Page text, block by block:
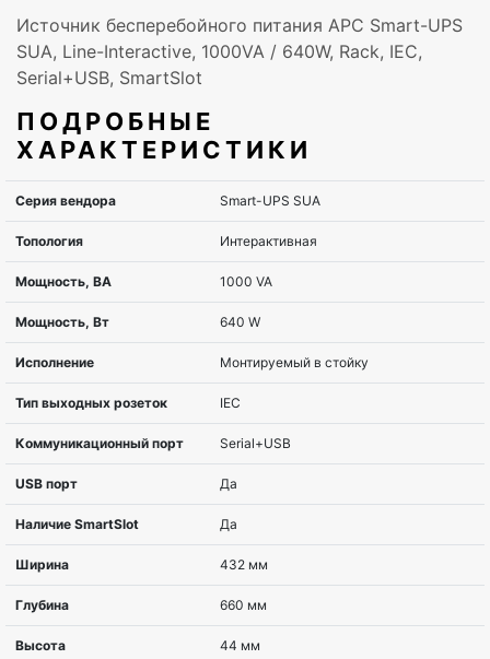
Источник бесперебойного питания APC Smart-UPS
SUA, Line-Interactive, 1000VA / 640W, Rack, IEC,
Serial+USB, SmartSlot
ПОДРОБНЫЕ
ХАРАКТЕРИСТИКИ
Серия вендора